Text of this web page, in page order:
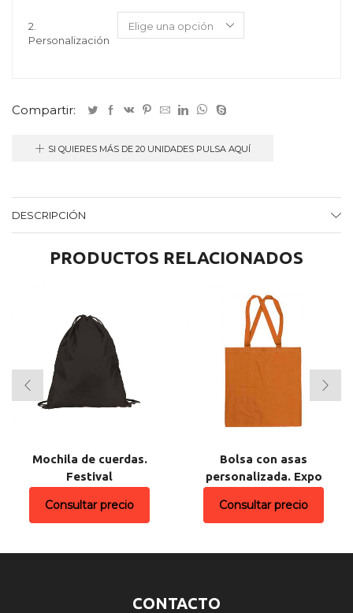
2.
Personalización
Compartir:
SI QUIERES MÁS DE 20 UNIDADES PULSA AQUÍ
DESCRIPCIÓN
PRODUCTOS RELACIONADOS
Mochila de cuerdas.
Festival
Consultar precio
Bolsa con asas
personalizada. Expo
Consultar precio
CONTACTO